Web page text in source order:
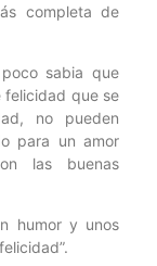
completa de
sabia que
felicidad que se
no pueden
para un amor
las buenas
humor y unos